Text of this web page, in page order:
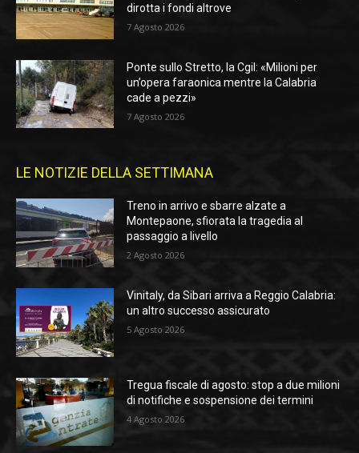
dirotta i fondi altrove
7 Agosto 2026
Ponte sullo Stretto, la Cgil: «Milioni per
un’opera faraonica mentre la Calabria
cade a pezzi»
7 Agosto 2026
LE NOTIZIE DELLA SETTIMANA
Treno in arrivo e sbarre alzate a
Montepaone, sfiorata la tragedia al
passaggio a livello
2 Agosto 2026
Vinitaly, da Sibari arriva a Reggio Calabria:
un altro successo assicurato
5 Agosto 2026
Tregua fiscale di agosto: stop a due milioni
di notifiche e sospensione dei termini
4 Agosto 2026